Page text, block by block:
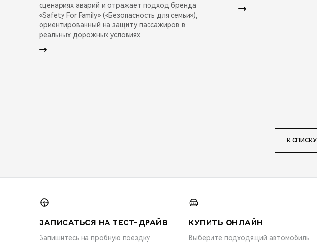
сценариях аварий и отражает подход бренда
«Safety For Family» («Безопасность для семьи»),
ориентированный на защиту пассажиров в
реальных дорожных условиях.
К
ЗАПИСАТЬСЯ НА ТЕСТ-ДРАЙВ
Запишитесь на пробную поездку
КУПИТЬ ОНЛАЙН
Выберите подходящий автомобиль